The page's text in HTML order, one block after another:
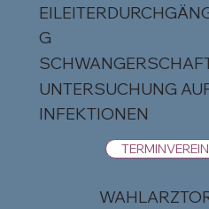
G
UNTERSUCHUNG
INFEKTIONEN